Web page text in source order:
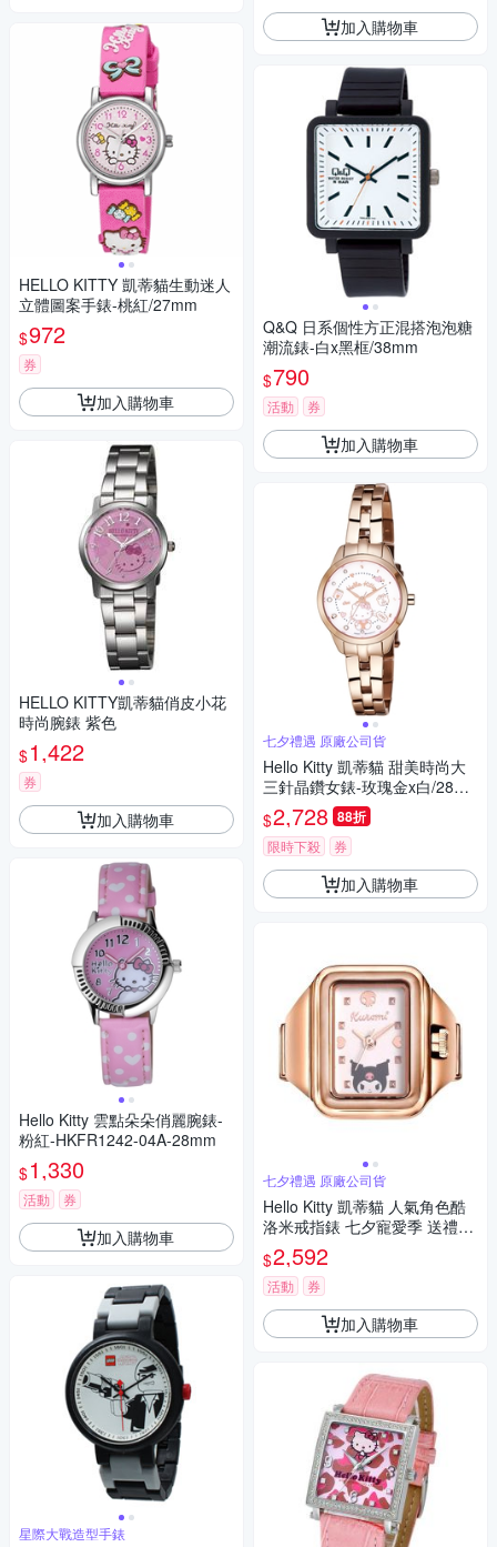
HELLO KITTY 凱蒂貓生動迷人
立體圖案手錶-桃紅/27mm
$972
券
加入購物車
HELLO KITTY凱蒂貓俏皮小花
時尚腕錶 紫色
$1,422
券
加入購物車
Hello Kitty 雲點朵朵俏麗腕錶-
粉紅-HKFR1242-04A-28mm
$1,330
活動 券
加入購物車
星際大戰造型手錶
加入購物車
Q&Q 日系個性方正混搭泡泡糖
潮流錶-白x黑框/38mm
$790
活動 券
加入購物車
七夕禮遇 原廠公司貨
Hello Kitty 凱蒂貓 甜美時尚大
三針晶鑽女錶-玫瑰金x白/28m
m LK707LRWS-V 七夕寵愛季
送禮推薦
$2,728 88折
限時下殺 券
加入購物車
七夕禮遇 原廠公司貨
Hello Kitty 凱蒂貓 人氣角色酷
洛米戒指錶 七夕寵愛季 送禮推
薦-玫瑰金 LK713LRWI-A
$2,592
活動 券
加入購物車